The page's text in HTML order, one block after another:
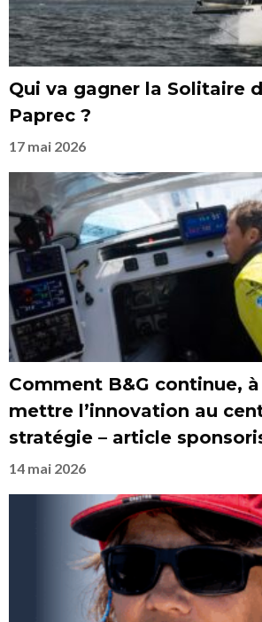
Qui va gagner la Solitaire
Paprec ?
17 mai 2026
Comment B&G continue,
mettre l’innovation au
stratégie – article
14 mai 2026